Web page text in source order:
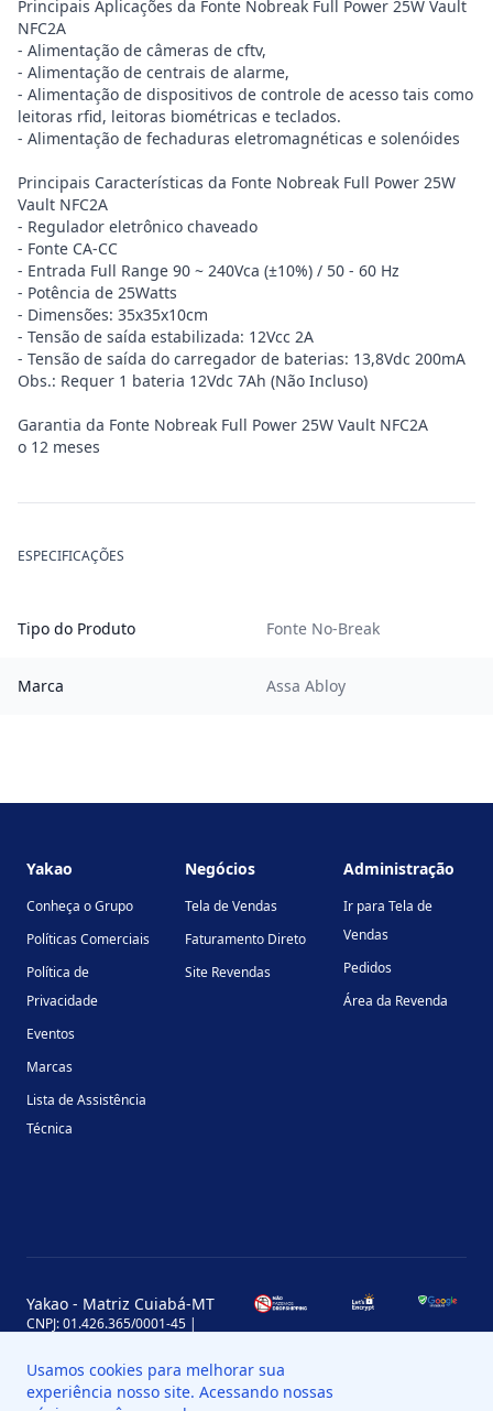
Principais Aplicações da Fonte Nobreak Full Power 25W Vault
NFC2A
- Alimentação de câmeras de cftv,
- Alimentação de centrais de alarme,
- Alimentação de dispositivos de controle de acesso tais como
leitoras rfid, leitoras biométricas e teclados.
- Alimentação de fechaduras eletromagnéticas e solenóides
Principais Características da Fonte Nobreak Full Power 25W
Vault NFC2A
- Regulador eletrônico chaveado
- Fonte CA-CC
- Entrada Full Range 90 ~ 240Vca (±10%) / 50 - 60 Hz
- Potência de 25Watts
- Dimensões: 35x35x10cm
- Tensão de saída estabilizada: 12Vcc 2A
- Tensão de saída do carregador de baterias: 13,8Vdc 200mA
Obs.: Requer 1 bateria 12Vdc 7Ah (Não Incluso)
Garantia da Fonte Nobreak Full Power 25W Vault NFC2A
o 12 meses
ESPECIFICAÇÕES
Tipo do Produto Fonte No-Break
Marca Assa Abloy
Yakao
Conheça o Grupo
Políticas Comerciais
Política de
Privacidade
Eventos
Marcas
Lista de Assistência
Técnica
Negócios
Tela de Vendas
Faturamento Direto
Site Revendas
Administração
Ir para Tela de
Vendas
Pedidos
Área da Revenda
Yakao - Matriz Cuiabá-MT
CNPJ: 01.426.365/0001-45 |
Leblon, MT, Brasil, CEP 78060-000
Yakao - Filial Sinop-MT
Usamos cookies para melhorar sua
experiência nosso site. Acessando nossas